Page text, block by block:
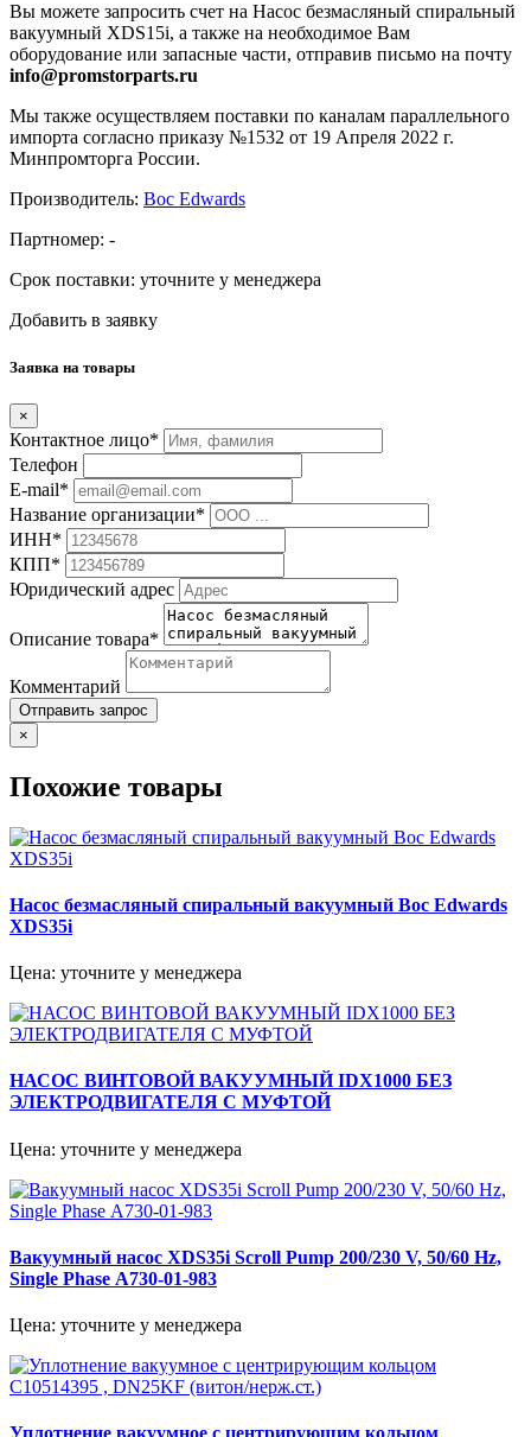
Вы можете запросить счет на Насос безмасляный спиральный
вакуумный XDS15i, а также на необходимое Вам
оборудование или запасные части, отправив письмо на почту
info@promstorparts.ru
Мы также осуществляем поставки по каналам параллельного
импорта согласно приказу №1532 от 19 Апреля 2022 г.
Минпромторга России.
Производитель: Boc Edwards
Партномер: -
Срок поставки: уточните у менеджера
Добавить в заявку
Заявка на товары
×
Контактное лицо*
Телефон
E-mail*
Название организации*
ИНН*
КПП*
Юридический адрес
Описание товара*
Комментарий
Отправить запрос
×
Похожие товары
Насос безмасляный спиральный вакуумный Boc Edwards
XDS35i
Цена: уточните у менеджера
НАСОС ВИНТОВОЙ ВАКУУМНЫЙ IDX1000 БЕЗ
ЭЛЕКТРОДВИГАТЕЛЯ С МУФТОЙ
Цена: уточните у менеджера
Вакуумный насос XDS35i Scroll Pump 200/230 V, 50/60 Hz,
Single Phase А730-01-983
Цена: уточните у менеджера